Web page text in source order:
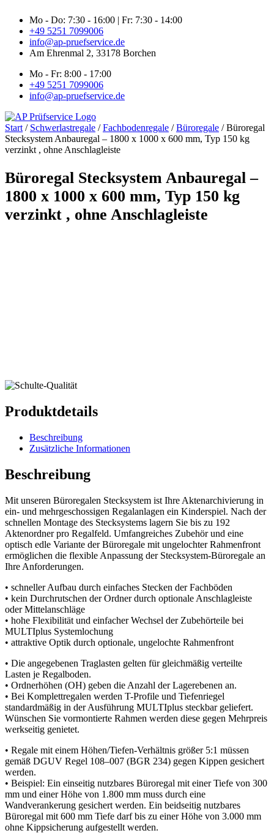
Inhalt
springen
Mo - Do: 7:30 - 16:00 | Fr: 7:30 - 14:00
+49 5251 7099006
info@ap-pruefservice.de
Am Ehrenmal 2, 33178 Borchen
Mo - Fr: 8:00 - 17:00
+49 5251 7099006
info@ap-pruefservice.de
Start / Schwerlastregale /Fachbodenregale /Büroregale / Büroregal
Stecksystem Anbauregal – 1800 x 1000 x 600 mm, Typ 150 kg
verzinkt , ohne Anschlagleiste
Büroregal Stecksystem Anbauregal –
1800 x 1000 x 600 mm, Typ 150 kg
verzinkt , ohne Anschlagleiste
Produktdetails
Beschreibung
Zusätzliche Informationen
Beschreibung
Mit unseren Büroregalen Stecksystem ist Ihre Aktenarchivierung in
ein- und mehrgeschossigen Regalanlagen ein Kinderspiel. Nach der
schnellen Montage des Stecksystems lagern Sie bis zu 192
Aktenordner pro Regalfeld. Umfangreiches Zubehör und eine
optisch edle Variante der Büroregale mit ungelochter Rahmenfront
ermöglichen die flexible Anpassung der Stecksystem-Büroregale an
Ihre Anforderungen.
• schneller Aufbau durch einfaches Stecken der Fachböden
• kein Durchrutschen der Ordner durch optionale Anschlagleiste
oder Mittelanschläge
• hohe Flexibilität und einfacher Wechsel der Zubehörteile bei
MULTIplus Systemlochung
• attraktive Optik durch optionale, ungelochte Rahmenfront
• Die angegebenen Traglasten gelten für gleichmäßig verteilte
Lasten je Regalboden.
• Ordnerhöhen (OH) geben die Anzahl der Lagerebenen an.
• Bei Komplettregalen werden T-Profile und Tiefenriegel
standardmäßig in der Ausführung MULTIplus steckbar geliefert.
Wünschen Sie vormontierte Rahmen werden diese gegen Mehrpreis
werkseitig genietet.
• Regale mit einem Höhen/Tiefen-Verhältnis größer 5:1 müssen
gemäß DGUV Regel 108–007 (BGR 234) gegen Kippen gesichert
werden.
• Beispiel: Ein einseitig nutzbares Büroregal mit einer Tiefe von 300
mm und einer Höhe von 1.800 mm muss durch eine
Wandverankerung gesichert werden. Ein beidseitig nutzbares
Büroregal mit 600 mm Tiefe darf bis zu einer Höhe von 3.000 mm
ohne Kippsicherung aufgestellt werden.